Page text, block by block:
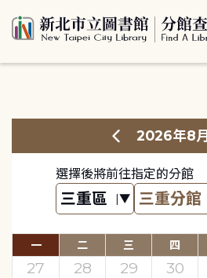
2026年8月
選擇後將前往指定的分館
一 二 三 四
27 28 29 30